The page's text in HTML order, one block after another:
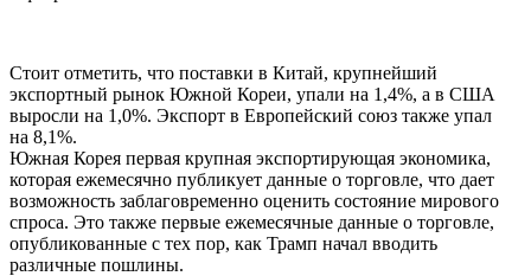
Стоит отметить, что поставки в Китай, крупнейший
экспортный рынок Южной Кореи, упали на 1,4%, а в США
выросли на 1,0%. Экспорт в Европейский союз также упал
на 8,1%.
Южная Корея первая крупная экспортирующая экономика,
которая ежемесячно публикует данные о торговле, что дает
возможность заблаговременно оценить состояние мирового
спроса. Это также первые ежемесячные данные о торговле,
опубликованные с тех пор, как Трамп начал вводить
различные пошлины.